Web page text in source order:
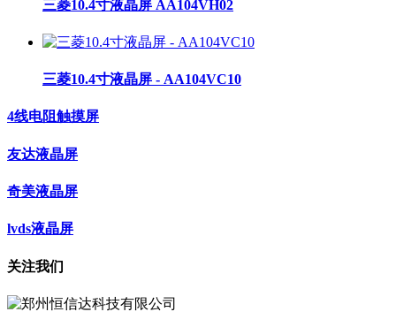
三菱10.4寸液晶屏 AA104VH02
三菱10.4寸液晶屏 - AA104VC10
4线电阻触摸屏
友达液晶屏
奇美液晶屏
lvds液晶屏
关注我们